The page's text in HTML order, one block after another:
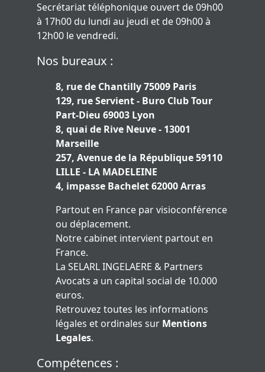
Secrétariat téléphonique ouvert de 09h00
à 17h00 du lundi au jeudi et de 09h00 à
12h00 le vendredi.
Nos bureaux :
8, rue de Chantilly 75009 Paris
129, rue Servient - Buro Club Tour
Part-Dieu 69003 Lyon
8, quai de Rive Neuve - 13001
Marseille
257, Avenue de la République 59110
LILLE - LA MADELEINE
4, impasse Bachelet 62000 Arras
Partout en France par visioconférence
ou déplacement.
Notre cabinet intervient partout en
France.
La SELARL INGELAERE & Partners
Avocats a un capital social de 10.000
euros.
Retrouvez toutes les informations
légales et ordinales sur Mentions
Legales.
Compétences :